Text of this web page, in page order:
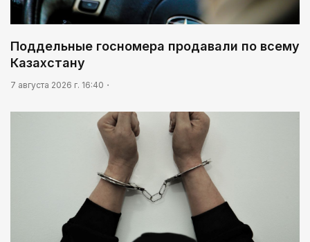
Поддельные госномера продавали по всему
Казахстану
7 августа 2026 г. 16:40